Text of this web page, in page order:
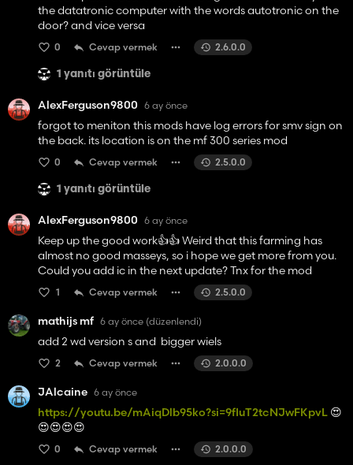
the datatronic computer with the words autotronic on the
door? and vice versa
0 Cevap vermek 2.6.0.0
1 yanıtı görüntüle
AlexFerguson9800 6 ay önce
forgot to meniton this mods have log errors for smv sign on
the back. its location is on the mf 300 series mod
0 Cevap vermek 2.5.0.0
1 yanıtı görüntüle
AlexFerguson9800 6 ay önce
Keep up the good work👍️👍️ Weird that this farming has
almost no good masseys, so i hope we get more from you.
Could you add ic in the next update? Tnx for the mod
1 Cevap vermek 2.5.0.0
mathijs mf 6 ay önce (düzenlendi)
add 2 wd version s and bigger wiels
2 Cevap vermek 2.0.0.0
JAlcaine 6 ay önce
https://youtu.be/mAiqDlb95ko?si=9fIuT2tcNJwFKpvL 😍
😍😍😍😍
0 Cevap vermek 2.0.0.0